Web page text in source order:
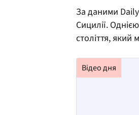
За даними
Сицилії.
століття,